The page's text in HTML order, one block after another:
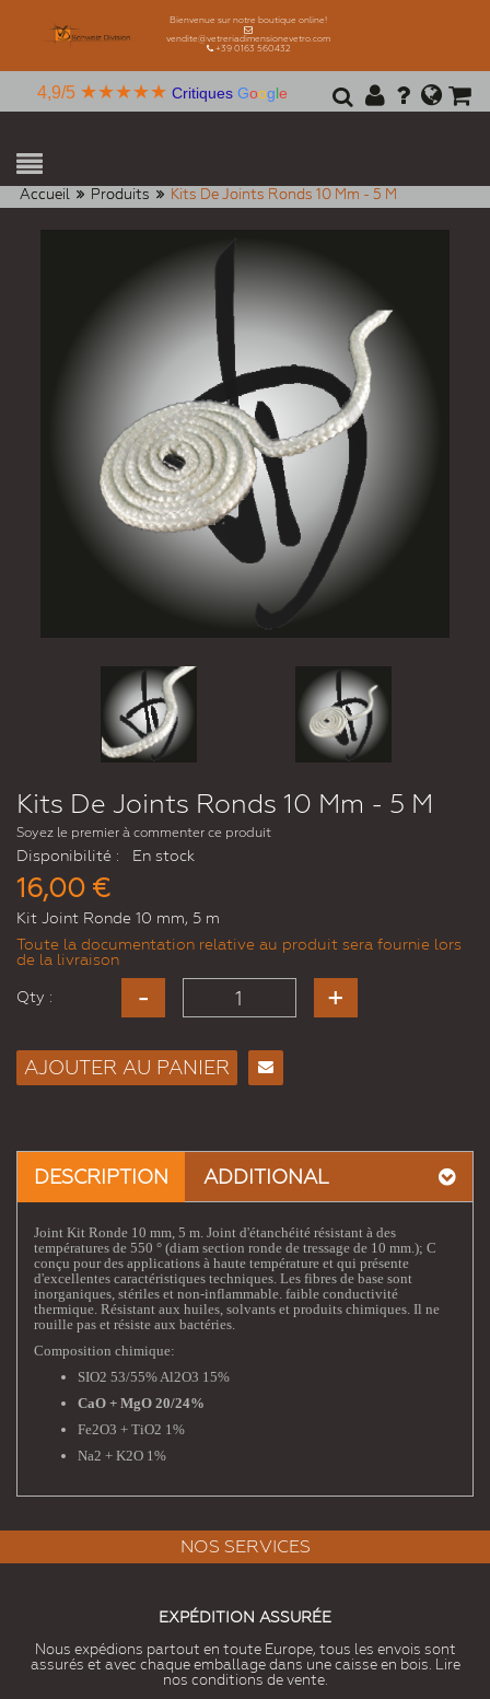
Bienvenue sur notre boutique online!
vendite@vetreriadimensionevetro.com
+39 0163 560432
4,9/5 ★★★★★ Critiques Google
Accueil Produits Kits De Joints Ronds 10 Mm - 5 M
Kits De Joints Ronds 10 Mm - 5 M
Soyez le premier à commenter ce produit
Disponibilité : En stock
16,00 €
Kit Joint Ronde 10 mm, 5 m
Toute la documentation relative au produit sera fournie lors
de la livraison
Qty :
AJOUTER AU PANIER
DESCRIPTION ADDITIONAL
Joint Kit Ronde 10 mm, 5 m. Joint d'étanchéité résistant à des
températures de 550 ° (diam section ronde de tressage de 10 mm.); C
conçu pour des applications à haute température et qui présente
d'excellentes caractéristiques techniques. Les fibres de base sont
inorganiques, stériles et non-inflammable. faible conductivité
thermique. Résistant aux huiles, solvants et produits chimiques. Il ne
rouille pas et résiste aux bactéries.
Composition chimique:
SIO2 53/55% Al2O3 15%
CaO + MgO 20/24%
Fe2O3 + TiO2 1%
Na2 + K2O 1%
NOS SERVICES
EXPÉDITION ASSURÉE
Nous expédions partout en toute Europe, tous les envois sont
assurés et avec chaque emballage dans une caisse en bois. Lire
nos conditions de vente.